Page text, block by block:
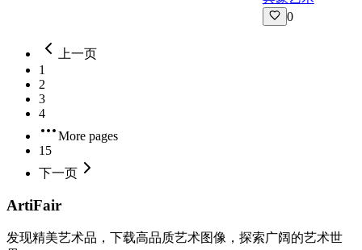
0
上一页
1
2
3
4
More pages
15
下一页
ArtiFair
发现精美艺术品，下载高品质艺术图像，探索广阔的艺术世